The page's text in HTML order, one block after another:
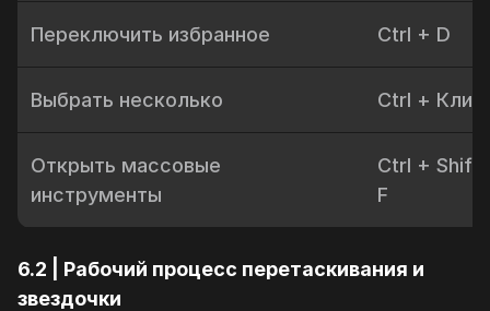
Переключить избранное Ctrl + D
Выбрать несколько Ctrl + Клик
Открыть массовые
инструменты
Ctrl + Shift
F
6.2 | Рабочий процесс перетаскивания и
звездочки